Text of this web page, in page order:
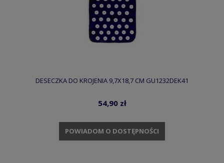
DESECZKA DO KROJENIA 9,7X18,7 CM GU1232DEK41
54,90 zł
POWIADOM O DOSTĘPNOŚCI